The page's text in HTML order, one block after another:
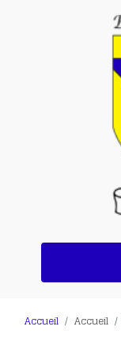
Accueil Accueil